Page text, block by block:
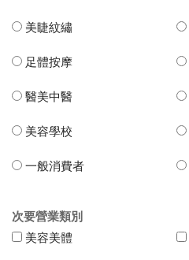
美睫紋繡
足體按摩
醫美中醫
美容學校
一般消費者
次要營業類別
美容美體